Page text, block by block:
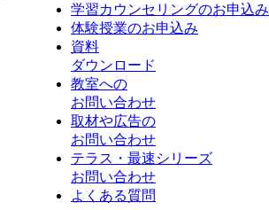
学習カウンセリングのお申込み
体験授業のお申込み
資料
ダウンロード
教室への
お問い合わせ
取材や広告の
お問い合わせ
テラス・最速シリーズ
お問い合わせ
よくある質問